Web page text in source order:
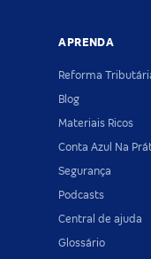
APRENDA
Reforma
Blog
Materiais Ricos
Conta Azul Na
Segurança
Podcasts
Central de ajuda
Glossário